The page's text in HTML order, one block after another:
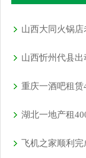
山西忻州代县
湖北一地产租